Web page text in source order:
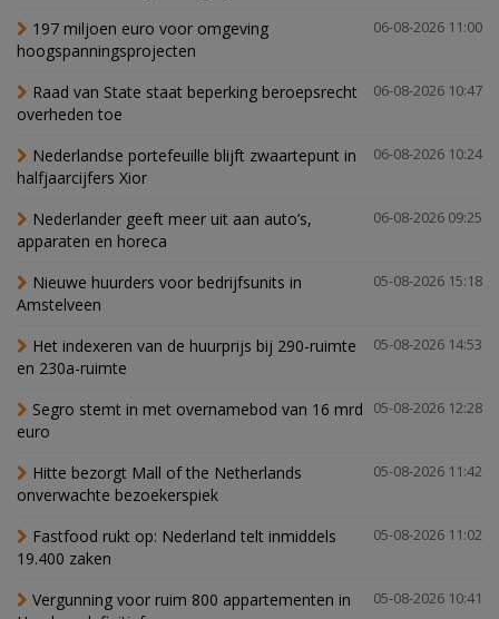
06-08-2026 11:00
197 miljoen euro voor omgeving
hoogspanningsprojecten
06-08-2026 10:47
Raad van State staat beperking beroepsrecht
overheden toe
06-08-2026 10:24
Nederlandse portefeuille blijft zwaartepunt in
halfjaarcijfers Xior
06-08-2026 09:25
Nederlander geeft meer uit aan auto’s,
apparaten en horeca
05-08-2026 15:18
Nieuwe huurders voor bedrijfsunits in
Amstelveen
05-08-2026 14:53
Het indexeren van de huurprijs bij 290-ruimte
en 230a-ruimte
05-08-2026 12:28
Segro stemt in met overnamebod van 16 mrd
euro
05-08-2026 11:42
Hitte bezorgt Mall of the Netherlands
onverwachte bezoekerspiek
05-08-2026 11:02
Fastfood rukt op: Nederland telt inmiddels
19.400 zaken
05-08-2026 10:41
Vergunning voor ruim 800 appartementen in